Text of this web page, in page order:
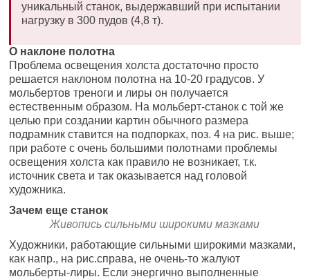
уникальный станок, выдержавший при испытании
нагрузку в 300 пудов (4,8 т).
О наклоне полотна
Проблема освещения холста достаточно просто
решается наклоном полотна на 10-20 градусов. У
мольбертов треноги и лиры он получается
естественным образом. На мольберт-станок с той же
целью при создании картин обычного размера
подрамник ставится на подпорках, поз. 4 на рис. выше;
при работе с очень большими полотнами проблемы
освещения холста как правило не возникает, т.к.
источник света и так оказывается над головой
художника.
Зачем еще станок
Живопись сильными широкими мазками
Художники, работающие сильными широкими мазками,
как напр., на рис.справа, не очень-то жалуют
мольберты-лиры. Если энергично выполненные